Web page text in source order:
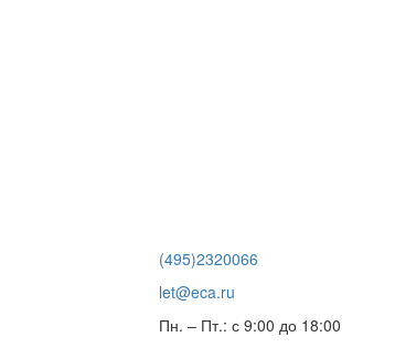
(495)2320066
let@eca.ru
Пн. – Пт.: с 9:00 до 18:00